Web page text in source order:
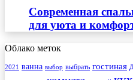
Современная
для уюта и
Облако меток
2021 ванна выбор выбрать гостиная